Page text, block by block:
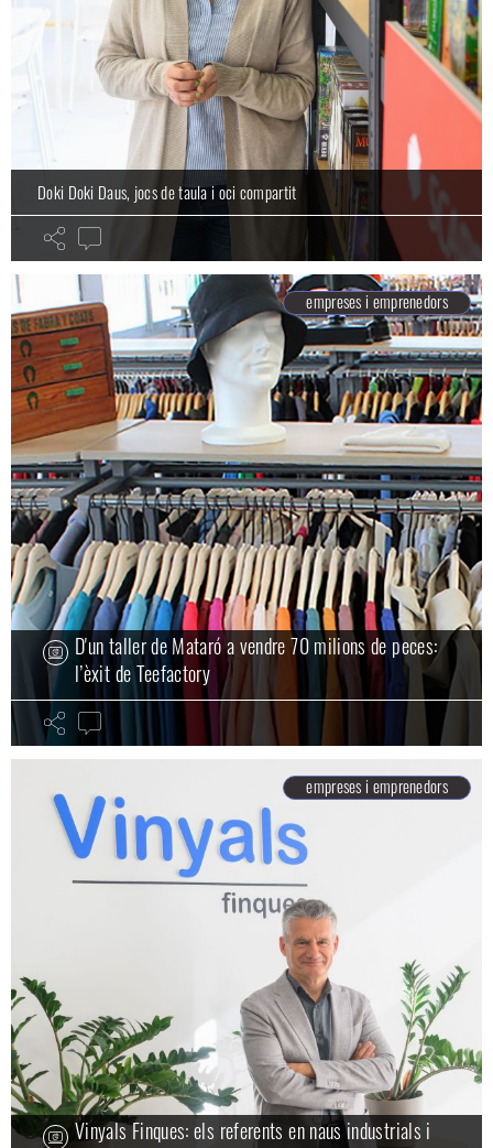
Doki Doki Daus, jocs de taula i oci compartit
empreses i emprenedors
D'un taller de Mataró a vendre 70 milions de peces:
l’èxit de Teefactory
empreses i emprenedors
Vinyals Finques: els referents en naus industrials i